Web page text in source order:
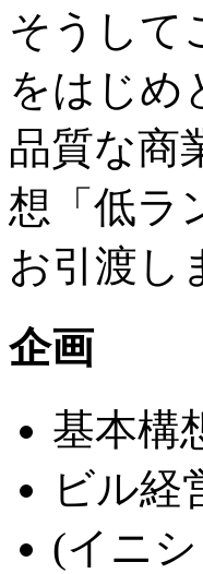
そうして
をはじめ
品質な商
想「低ラ
お引渡し
企画
基本構
ビル経
(イニ